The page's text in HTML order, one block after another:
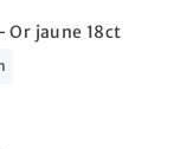
Or jaune 18ct